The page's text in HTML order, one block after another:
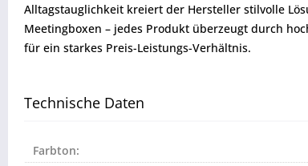
Alltagstauglichkeit kreiert der Hersteller stilvolle
Meetingboxen – jedes Produkt überzeugt durch
für ein starkes Preis-Leistungs-Verhältnis.
Technische Daten
Farbton: